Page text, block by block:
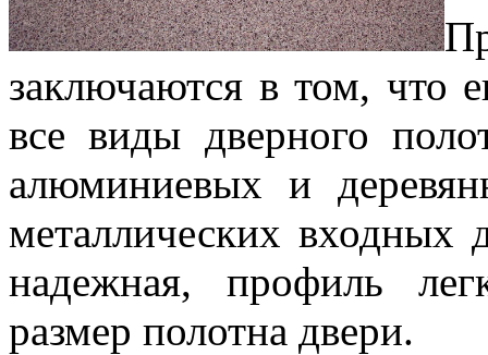
заключаются в том, что
все виды дверного
алюминиевых и
металлических входных
надежная, профиль
размер полотна двери.